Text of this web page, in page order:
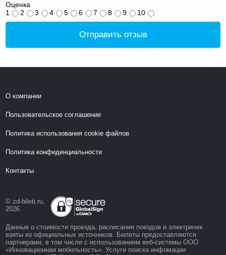
Оценка
1
2 3 4 5 6 7 8 9 10
Отправить отзыв
О компании
Пользовательское соглашение
Политика использования cookie файлов
Политика конфиденциальности
Контакты
© zd-bileti.ru,
2026
Данные о стоимости проезда, расписания поездов и электричек
взяты из официальных источников. Билеты предоставляются
партнерами, в том числе с использованием веб-системы ООО
«Инновационная мобильность». Услуги поиска инфомации